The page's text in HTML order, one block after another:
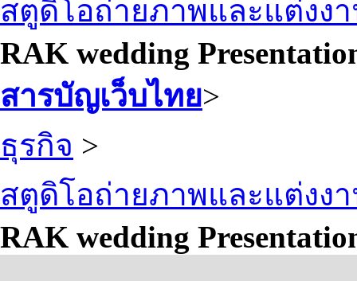
สตูดิโอถ่ายภาพและแต่งง
RAK wedding
สารบัญเว็บไทย>
ธุรกิจ >
สตูดิโอถ่ายภาพและแต่งง
RAK wedding